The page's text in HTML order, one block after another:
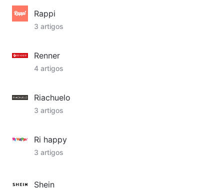
Rappi
3 artigos
Renner
4 artigos
Riachuelo
3 artigos
Ri happy
3 artigos
Shein